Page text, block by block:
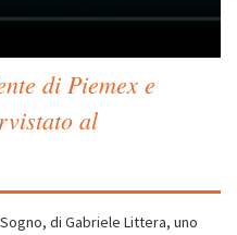
di Piemex e
al
di Gabriele Littera, uno